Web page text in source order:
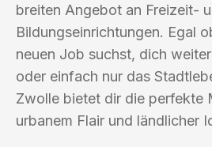
breiten Angebot an Freizeit-
Bildungseinrichtungen. Egal
neuen Job suchst, dich
oder einfach nur das
Zwolle bietet dir die perfekte
urbanem Flair und ländlicher